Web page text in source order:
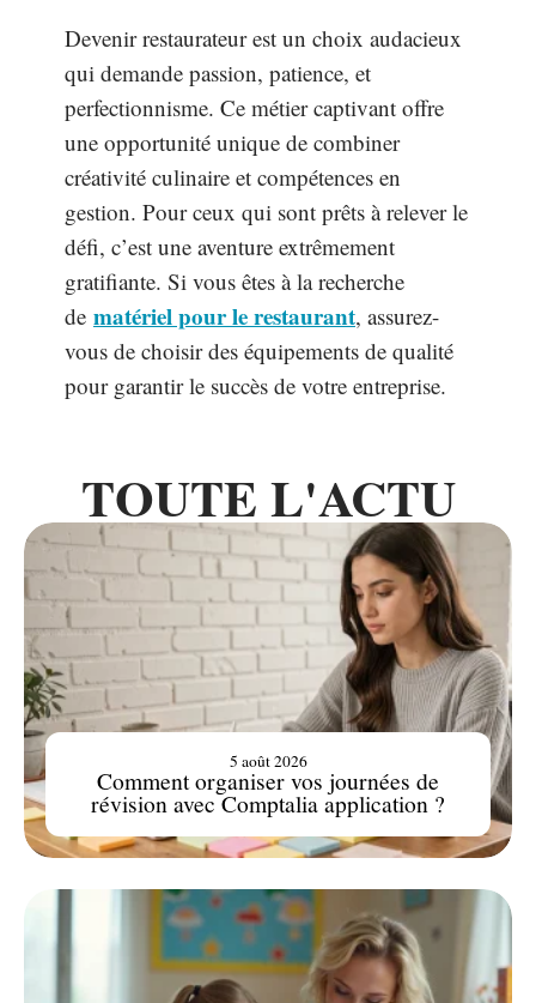
Devenir restaurateur est un choix audacieux
qui demande passion, patience, et
perfectionnisme. Ce métier captivant offre
une opportunité unique de combiner
créativité culinaire et compétences en
gestion. Pour ceux qui sont prêts à relever le
défi, c’est une aventure extrêmement
gratifiante. Si vous êtes à la recherche
de matériel pour le restaurant, assurez-
vous de choisir des équipements de qualité
pour garantir le succès de votre entreprise.
TOUTE L'ACTU
Comment organiser vos journées de
révision avec Comptalia application ?
5 août 2026